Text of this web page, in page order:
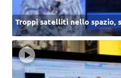
Troppi satelliti nello spazio,